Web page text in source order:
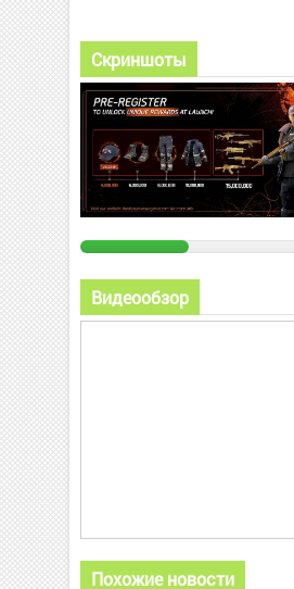
Скриншоты
Видеообзор
Похожие новости